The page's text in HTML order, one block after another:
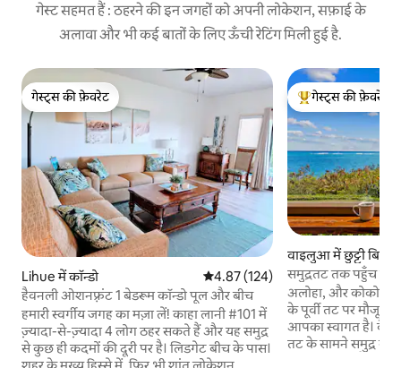
गेस्ट सहमत हैं : ठहरने की इन जगहों को अपनी लोकेशन, सफ़ाई के
अलावा और भी कई बातों के लिए ऊँची रेटिंग मिली हुई है.
गेस्ट्स की फ़ेवरेट
गेस्ट्स की फ़ेवरेट
Lihue में कॉन्डो औसत रेटिंग 5 में से 4.87, 124 समीक्षाएँ
4.87 (124)
हैवनली ओशनफ़्रंट 1 बेडरूम कॉन्डो पूल और बीच
हमारी स्वर्गीय जगह का मज़ा लें! काहा लानी #101 में
ज़्यादा-से-ज़्यादा 4 लोग ठहर सकते हैं और यह समुद्र
से कुछ ही कदमों की दूरी पर है। लिडगेट बीच के पास।
गेस्ट्स का टॉप फ़ेवरेट
गेस्ट्स की फ़ेवरेट
वाइलुआ में छुट्टी
समुद्रतट तक पहुँच के
कॉवाई कॉन्डो
अलोहा, और कोकोनट
के पूर्वी तट पर मौजूद
आपका स्वागत है।
तट के सामने समुद्र के